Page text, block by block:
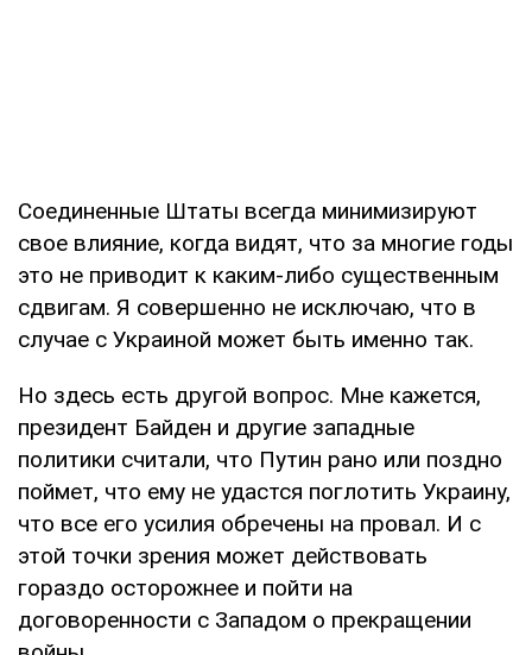
Соединенные Штаты всегда минимизируют
свое влияние, когда видят, что за многие годы
это не приводит к каким-либо существенным
сдвигам. Я совершенно не исключаю, что в
случае с Украиной может быть именно так.
Но здесь есть другой вопрос. Мне кажется,
президент Байден и другие западные
политики считали, что Путин рано или поздно
поймет, что ему не удастся поглотить Украину,
что все его усилия обречены на провал. И с
этой точки зрения может действовать
гораздо осторожнее и пойти на
договоренности с Западом о прекращении